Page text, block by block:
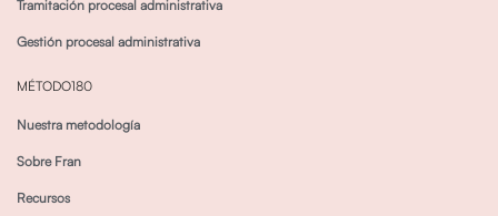
Tramitación procesal administrativa
Gestión procesal administrativa
MÉTODO180
Nuestra metodología
Sobre Fran
Recursos